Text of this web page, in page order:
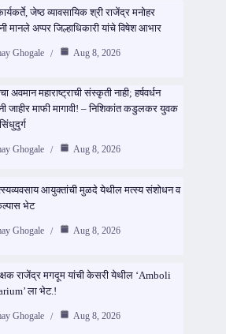
जेष्ठ व्यावसायिक श्री राजेंद्र मनोहर
मानले अप्पर जिल्हाधिकारी यांचे विषेश आभार
Ghogale Aug 8, 2026
अवमान महाराष्ट्राची संस्कृती नाही; हर्षवर्धन
जाहीर माफी मागावी! – निशिकांत कडुलकर युवक
Ghogale Aug 8, 2026
आयुक्तांची मुळदे येथील मत्स्य संशोधन व
भेट
Ghogale Aug 8, 2026
राजेंद्र मगदूम यांची केसरी येथील ‘Amboli
ला भेट.!
Ghogale Aug 8, 2026